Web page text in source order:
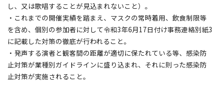
し、又は歌唱することが見込まれないこと）。
・これまでの開催実績を踏まえ、マスクの常時着用、飲食制限等
を含め、個別の参加者に対して令和3年6月17日付け事務連絡別紙3
に記載した対策の徹底が行われること。
・発声する演者と観客間の距離が適切に保たれている等、感染防
止対策が業種別ガイドラインに盛り込まれ、それに則った感染防
止対策が実施されること。